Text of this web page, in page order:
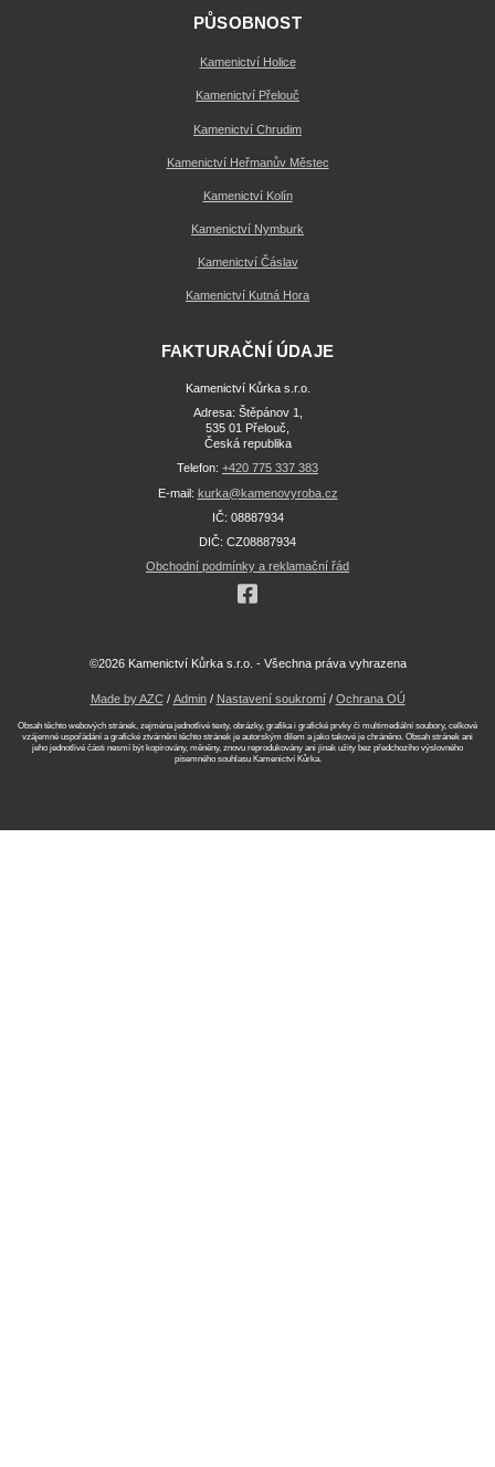
PŮSOBNOST
Kamenictví Holice
Kamenictví Přelouč
Kamenictví Chrudim
Kamenictví Heřmanův Městec
Kamenictví Kolín
Kamenictví Nymburk
Kamenictví Čáslav
Kamenictví Kutná Hora
FAKTURAČNÍ ÚDAJE
Kamenictví Kůrka s.r.o.
Adresa: Štěpánov 1,
535 01 Přelouč,
Česká republika
Telefon: +420 775 337 383
E-mail: kurka@kamenovyroba.cz
IČ: 08887934
DIČ: CZ08887934
Obchodní podmínky a reklamační řád
©2026 Kamenictví Kůrka s.r.o. - Všechna práva vyhrazena
Made by AZC/ Admin/ Nastavení soukromí/ Ochrana OÚ
Obsah těchto webových stránek, zejména jednotlivé texty, obrázky, grafika i grafické prvky či multimediální soubory, celkové
vzájemné uspořádání a grafické ztvárnění těchto stránek je autorským dílem a jako takové je chráněno. Obsah stránek ani
jeho jednotlivé části nesmí být kopírovány, měněny, znovu reprodukovány ani jinak užity bez předchozího výslovného
písemného souhlasu Kamenictví Kůrka.